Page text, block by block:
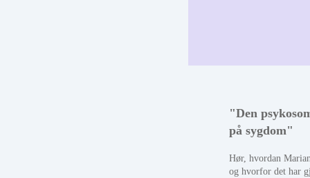
"Den
på sygdom"
Hør, hvordan
og hvorfor det har